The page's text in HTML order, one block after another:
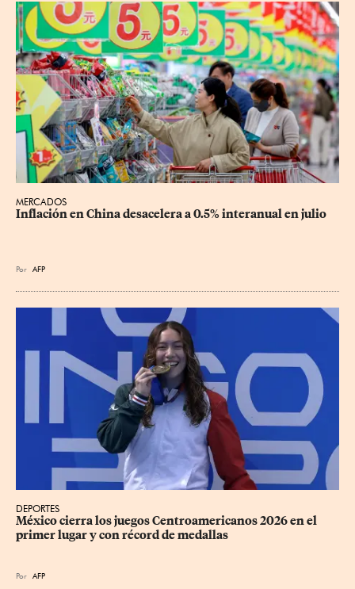
MERCADOS
Inflación en China desacelera a 0.5% interanual en julio
Por AFP
DEPORTES
México cierra los juegos Centroamericanos 2026 en el
primer lugar y con récord de medallas
Por AFP